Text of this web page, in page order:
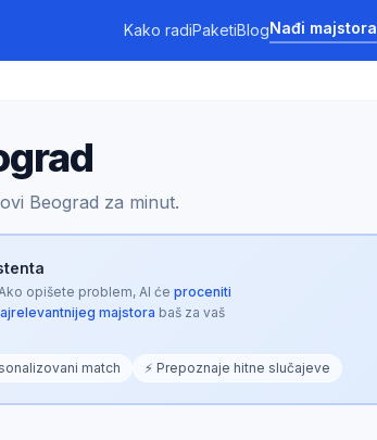
Kako radiPaketiBlogNađi majstora
Beograd za minut.
opišete problem, AI će proceniti
majstora baš za vaš
match ⚡ Prepoznaje hitne slučajeve